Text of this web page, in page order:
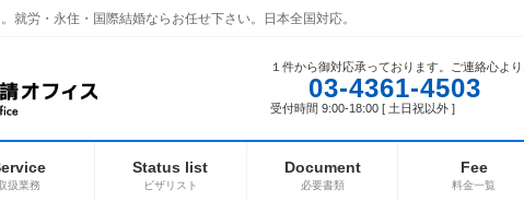
就労・永住・国際結婚ならお任せ下さい。日本全国対応。
１件から御対応承っております。ご連絡心より
03-4361-4503
受付時間 9:00-18:00 [ 土日祝以外 ]
扱業務
Status list
ビザリスト
Document
必要書類
Fee
料金一覧